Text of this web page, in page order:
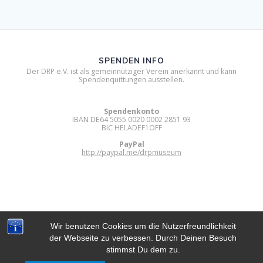
Wir benutzen Cookies um die Nutzerfreundlichkeit
der Webseite zu verbessen. Durch Deinen Besuch
stimmst Du dem zu.
DIGITAL RETRO PARK E.V.
© 2012 - 2026 Digital Retro Park e.V..
SPENDEN INFO
Der DRP e.V. ist als gemeinnütziger Verein anerkannt und kann
Spendenquittungen ausstellen.
Spendenkonto
IBAN DE64 5055 0020 0002 2851 93
BIC HELADEF1OFF
PayPal
http://paypal.me/drpmuseum